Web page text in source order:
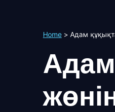
Home > Адам